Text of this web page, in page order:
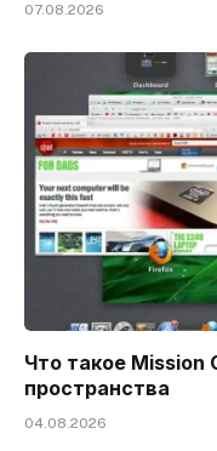
07.08.2026
Что такое Mission
пространства
04.08.2026